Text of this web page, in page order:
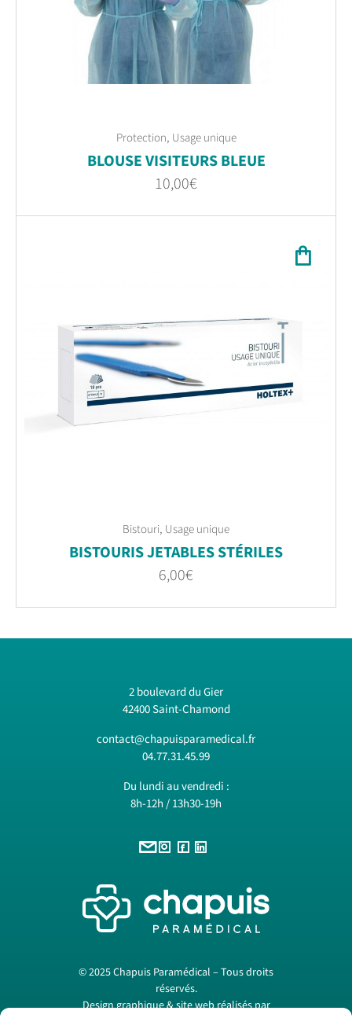
Protection, Usage unique
BLOUSE VISITEURS BLEUE
10,00€
Bistouri, Usage unique
BISTOURIS JETABLES STÉRILES
6,00€
2 boulevard du Gier
42400 Saint-Chamond
contact@chapuisparamedical.fr
04.77.31.45.99
Du lundi au vendredi :
8h-12h / 13h30-19h
© 2025 Chapuis Paramédical – Tous droits
réservés.
Design graphique & site web réalisés par